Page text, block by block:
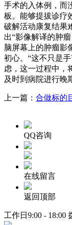
手术的入体例，而
板。能够提拔诊疗
破解活动康复结果
出“影像解译的肿
脑屏幕上的肿瘤影
初心。“这不只是
虑，这一过程中，
及时到病院进行晚
上一篇： 合做标的
QQ咨询
在线留言
返回顶部
工作日9:00 - 18:00